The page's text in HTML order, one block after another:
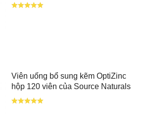
Viên uống bổ sung kẽm OptiZinc
hộp 120 viên của Source Naturals